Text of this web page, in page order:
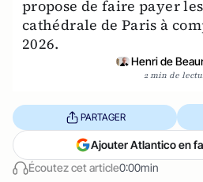
propose de faire payer
cathédrale de Paris à
2026.
Henri de
2 min de
Écoutez cet article0:00min
PARTAGER
Ajouter Atlantico en